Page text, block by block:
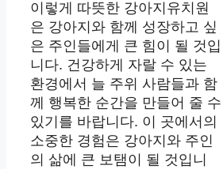
이렇게 따뜻한 강아지유치원
은 강아지와 함께 성장하고 싶
은 주인들에게 큰 힘이 될 것입
니다. 건강하게 자랄 수 있는
환경에서 늘 주위 사람들과 함
께 행복한 순간을 만들어 줄 수
있기를 바랍니다. 이 곳에서의
소중한 경험은 강아지와 주인
의 삶에 큰 보탬이 될 것입니